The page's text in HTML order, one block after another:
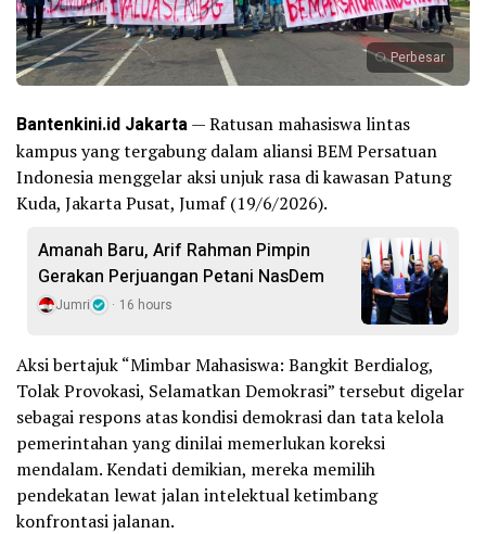
Perbesar
Bantenkini.id Jakarta— Ratusan mahasiswa lintas
kampus yang tergabung dalam aliansi BEM Persatuan
Indonesia menggelar aksi unjuk rasa di kawasan Patung
Kuda, Jakarta Pusat, Jumaf (19/6/2026).
Amanah Baru, Arif Rahman Pimpin
Gerakan Perjuangan Petani NasDem
Jumri 16 hours
Aksi bertajuk “Mimbar Mahasiswa: Bangkit Berdialog,
Tolak Provokasi, Selamatkan Demokrasi” tersebut digelar
sebagai respons atas kondisi demokrasi dan tata kelola
pemerintahan yang dinilai memerlukan koreksi
mendalam. Kendati demikian, mereka memilih
pendekatan lewat jalan intelektual ketimbang
konfrontasi jalanan.